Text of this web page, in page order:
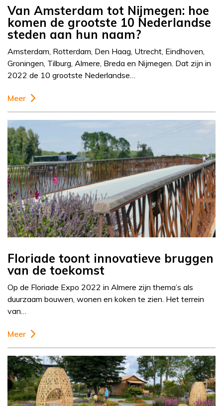
Van Amsterdam tot Nijmegen: hoe
komen de grootste 10 Nederlandse
steden aan hun naam?
Amsterdam, Rotterdam, Den Haag, Utrecht, Eindhoven,
Groningen, Tilburg, Almere, Breda en Nijmegen. Dat zijn in
2022 de 10 grootste Nederlandse…
Meer
Floriade toont innovatieve bruggen
van de toekomst
Op de Floriade Expo 2022 in Almere zijn thema’s als
duurzaam bouwen, wonen en koken te zien. Het terrein
van…
Meer